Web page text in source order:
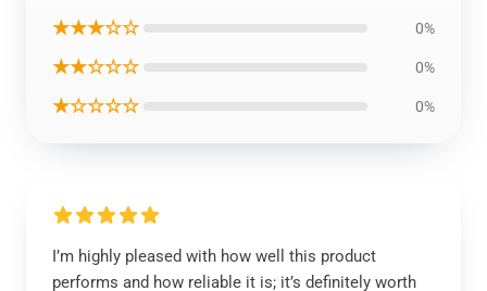
★★★☆☆ 0%
★★☆☆☆ 0%
★☆☆☆☆ 0%
I’m highly pleased with how well this product
performs and how reliable it is; it’s definitely worth